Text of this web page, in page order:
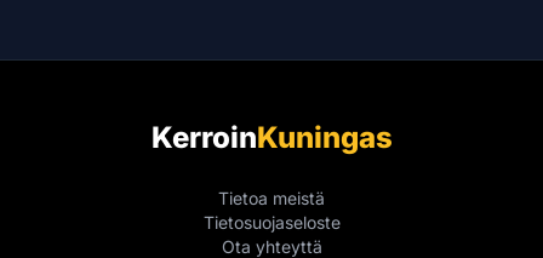
KerroinKuningas
Tietoa meistä
Tietosuojaseloste
Ota yhteyttä